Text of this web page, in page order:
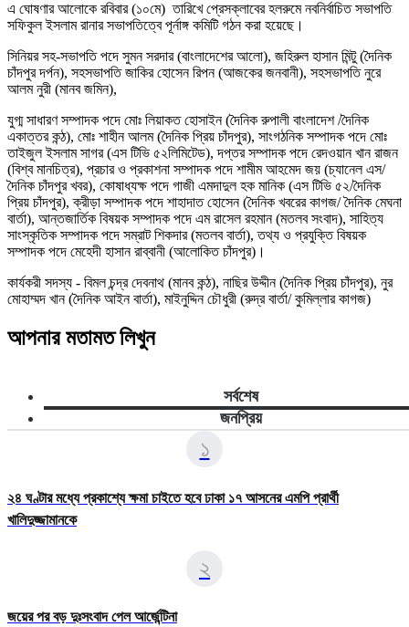
এ ঘোষণার আলোকে রবিবার (১০মে) তারিখে প্রেসক্লাবের হলরুমে নবনির্বাচিত সভাপতি
সফিকুল ইসলাম রানার সভাপতিত্বে পূর্নাঙ্গ কমিটি গঠন করা হয়েছে।
সিনিয়র সহ-সভাপতি পদে সুমন সরদার (বাংলাদেশের আলো), জহিরুল হাসান মিন্টু (দৈনিক
চাঁদপুর দর্পন), সহসভাপতি জাকির হোসেন রিপন (আজকের জনবানী), সহসভাপতি নুরে
আলম নুরী (মানব জমিন),
যুগ্ম সাধারণ সম্পাদক পদে মোঃ লিয়াকত হোসাইন (দৈনিক রুপালী বাংলাদেশ /দৈনিক
একাত্তর কন্ঠ), মোঃ শাহীন আলম (দৈনিক প্রিয় চাঁদপুর), সাংগঠনিক সম্পাদক পদে মোঃ
তাইজুল ইসলাম সাগর (এস টিভি ৫২লিমিটেড), দপ্তর সম্পাদক পদে রেদওয়ান খান রাজন
(বিশ্ব মানচিত্র), প্রচার ও প্রকাশনা সম্পাদক পদে শামীম আহমেদ জয় (চ্যানেল এস/
দৈনিক চাঁদপুর খবর), কোষাধ্যক্ষ পদে গাজী এমদাদুল হক মানিক (এস টিভি ৫২/দৈনিক
প্রিয় চাঁদপুর), ক্রীড়া সম্পাদক পদে শাহাদাত হোসেন (দৈনিক খবরের কাগজ/ দৈনিক মেঘনা
বার্তা), আন্তজার্তিক বিষয়ক সম্পাদক পদে এম রাসেল রহমান (মতলব সংবাদ), সাহিত্য
সাংস্কৃতিক সম্পাদক পদে সম্রাট শিকদার (মতলব বার্তা),তথ্য ও প্রযুক্তি বিষয়ক
সম্পাদক পদে মেহেদী হাসান রাব্বানী (আলোকিত চাঁদপুর)।
কার্যকরী সদস্য - বিমল চন্দ্র দেবনাথ (মানব কন্ঠ), নাছির উদ্দীন (দৈনিক প্রিয় চাঁদপুর), নুর
মোহাম্মদ খান (দৈনিক আইন বার্তা), মাইনুদ্দিন চৌধুরী (রুদ্র বার্তা/ কুমিল্লার কাগজ)
আপনার মতামত লিখুন
সর্বশেষ
জনপ্রিয়
১
২৪ ঘণ্টার মধ্যে প্রকাশ্যে ক্ষমা চাইতে হবে ঢাকা ১৭ আসনের এমপি প্রার্থী
খালিদুজ্জামানকে
২
জয়ের পর বড় দুঃসংবাদ পেল আর্জেন্টিনা